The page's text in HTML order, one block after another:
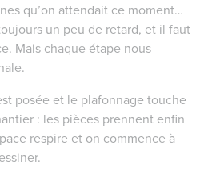
qu’on attendait ce moment…
un peu de retard, et il faut
Mais chaque étape nous
posée et le plafonnage touche
: les pièces prennent enfin
respire et on commence à